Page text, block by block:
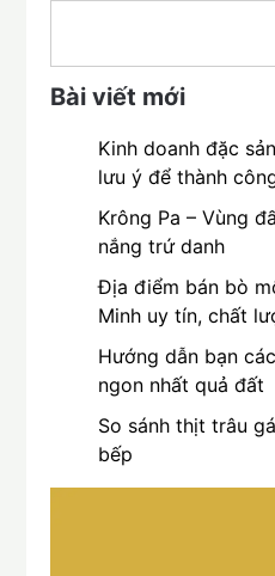
Bài viết mới
Kinh doanh đặc
lưu ý để thành
Krông Pa – Vùng
nắng trứ danh
Địa điểm bán bò
Minh uy tín, chất
Hướng dẫn bạn
ngon nhất quả đất
So sánh thịt trâu
bếp